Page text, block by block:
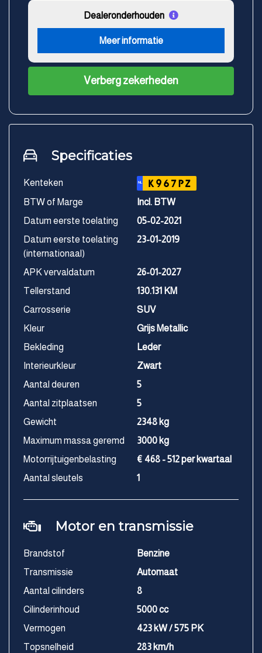
Dealeronderhouden
Meer informatie
Verberg zekerheden
Specificaties
Kenteken NL K967PZ
BTW of Marge
Incl. BTW
Datum eerste toelating
05-02-2021
Datum eerste toelating
(internationaal)
23-01-2019
APK vervaldatum
26-01-2027
Tellerstand
130.131 KM
Carrosserie
SUV
Kleur
Grijs Metallic
Bekleding
Leder
Interieurkleur
Zwart
Aantal deuren
5
Aantal zitplaatsen
5
Gewicht
2348 kg
Maximum massa geremd
3000 kg
Motorrijtuigenbelasting
€ 468 - 512 per kwartaal
Aantal sleutels
1
Motor en transmissie
Brandstof
Benzine
Transmissie
Automaat
Aantal cilinders
8
Cilinderinhoud
5000 cc
Vermogen
423 kW / 575 PK
Topsnelheid
283 km/h